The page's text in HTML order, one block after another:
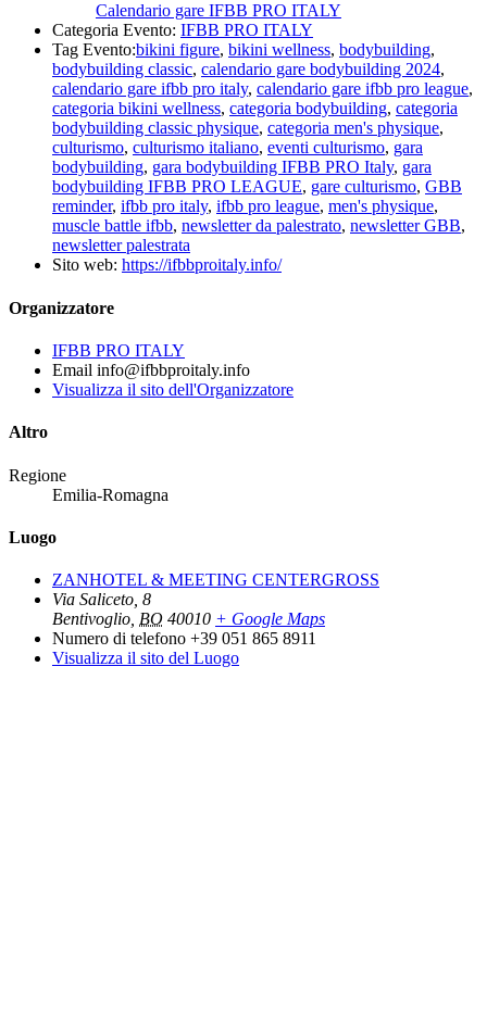
Calendario gare IFBB PRO ITALY
Categoria Evento: IFBB PRO ITALY
Tag Evento:bikini figure, bikini wellness, bodybuilding,
bodybuilding classic, calendario gare bodybuilding 2024,
calendario gare ifbb pro italy, calendario gare ifbb pro league,
categoria bikini wellness, categoria bodybuilding, categoria
bodybuilding classic physique, categoria men's physique,
culturismo, culturismo italiano, eventi culturismo, gara
bodybuilding, gara bodybuilding IFBB PRO Italy, gara
bodybuilding IFBB PRO LEAGUE, gare culturismo, GBB
reminder, ifbb pro italy, ifbb pro league, men's physique,
muscle battle ifbb, newsletter da palestrato, newsletter GBB,
newsletter palestrata
Sito web: https://ifbbproitaly.info/
Organizzatore
IFBB PRO ITALY
Email info@ifbbproitaly.info
Visualizza il sito dell'Organizzatore
Altro
Regione
Emilia-Romagna
Luogo
ZANHOTEL & MEETING CENTERGROSS
Via Saliceto, 8
Bentivoglio BO 40010 + Google Maps
Numero di telefono +39 051 865 8911
Visualizza il sito del Luogo